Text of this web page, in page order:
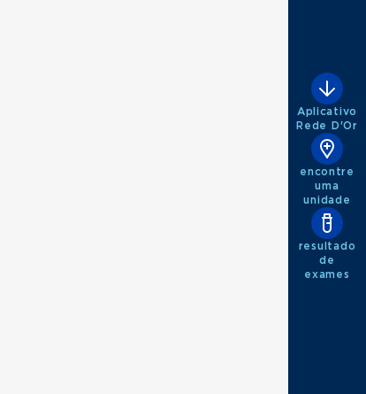
Aplicativo
Rede D'Or
encontre
uma
unidade
resultado
de
exames